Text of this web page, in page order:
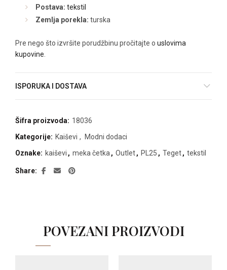
Postava: tekstil
Zemlja porekla: turska
Pre nego što izvršite porudžbinu pročitajte o uslovima
kupovine
ISPORUKA I DOSTAVA
Šifra proizvoda: 18036
Kategorije: Kaiševi ,
Modni dodaci
Oznake: kaiševi , meka četka , Outlet, PL25 , Teget, tekstil
Share
POVEZANI PROIZVODI